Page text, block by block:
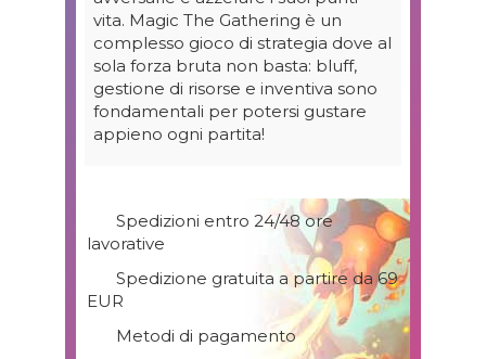
Spedizioni entro 24/48 ore
lavorative
Spedizione gratuita a partire da 69
EUR
Metodi di pagamento
vita. Magic The Gathering è un
complesso gioco di strategia dove al
sola forza bruta non basta: bluff,
gestione di risorse e inventiva sono
fondamentali per potersi gustare
appieno ogni partita!